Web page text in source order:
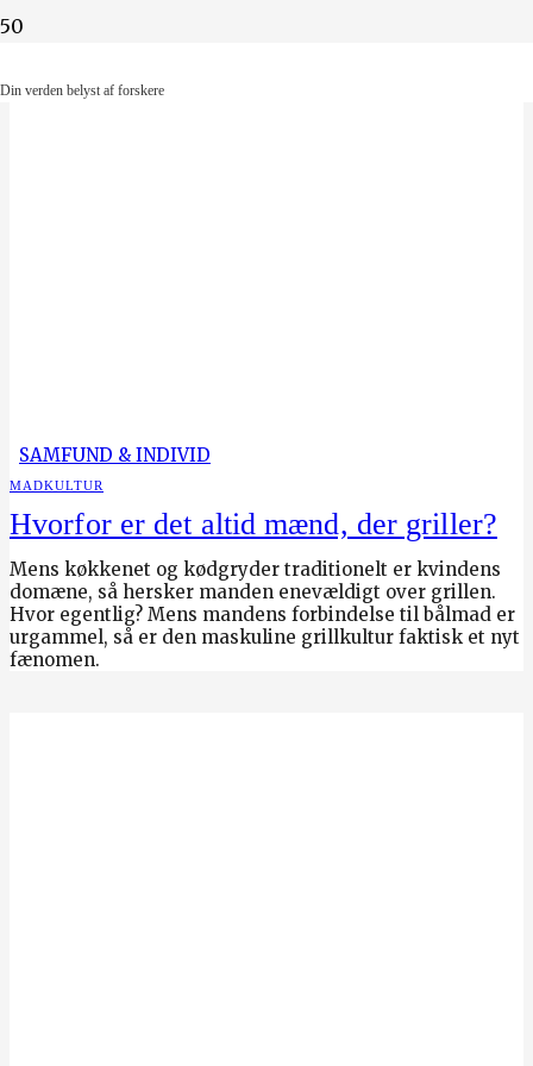
Din verden belyst af forskere
SAMFUND & INDIVID
MADKULTUR
Hvorfor er det altid mænd, der griller?
Mens køkkenet og kødgryder traditionelt er kvindens
domæne, så hersker manden enevældigt over grillen.
Hvor egentlig? Mens mandens forbindelse til bålmad er
urgammel, så er den maskuline grillkultur faktisk et nyt
fænomen.